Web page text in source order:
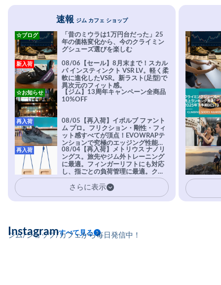
速報 ジム カフェ ショップ
「昔のミウラは1万円台だった」25
年の価格変化から、今のクライミン
グシューズ選びを楽しむ
☆ブログ
08/06【セール】8月末まで！スカル
パ インスティンクト VSR LV。軽く柔
軟に進化したVSR。新ラスト(足型)で
異次元のフィット感。
新入荷
【ジム】13周年キャンペーン全商品
10%OFF
☆お知らせ
08/05【再入荷】イボルブ ファント
ム プロ。フリクション・剛性・フィ
ット感すべてが頂点！EVOWRAPテ
ンションで究極のエッジング性能を
実現。進化系ラバーEvo-74はTRAX
を凌駕する粘着力で極小ホールドに
安心感。
再入荷
08/04【再入荷】メトリウス ナノリ
ングス。旅先やジム外トレーニング
に最適。フィンガーリフトにも対応
し、指ごとの負荷管理に最適。クラ
イマーの指を本気で鍛えるギア。
再入荷
さらに表示
ジム/ショップ/カフェから毎日発信中！
Instagramすべて見る